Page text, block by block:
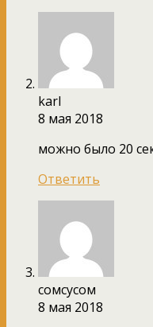
karl
8 мая 2018
можно было 20
Ответить
сомсусом
8 мая 2018